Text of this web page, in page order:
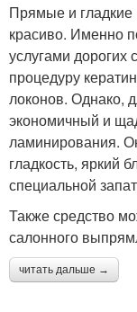
Прямые и гладкие
красиво. Именно
услугами дорогих
процедуру
локонов. Однако,
экономичный и
ламинирования.
гладкость, яркий
специальной
Также средство
салонного
читать дальше →